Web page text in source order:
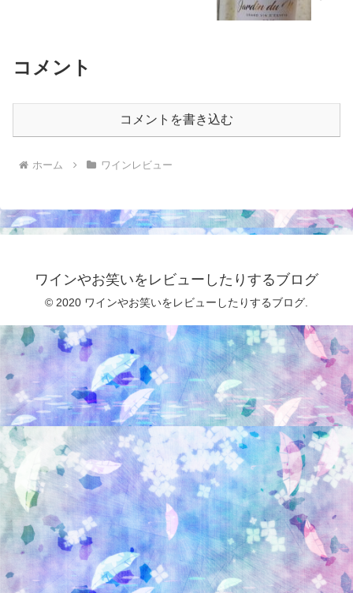
コメント
コメントを書き込む
ホーム ワインレビュー
ワインやお笑いをレビューしたりするブログ
© 2020 ワインやお笑いをレビューしたりするブログ.